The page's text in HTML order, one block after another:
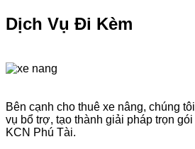
Dịch Vụ Đi Kèm
Bên cạnh cho thuê xe nâng, chúng
vụ bổ trợ, tạo thành giải pháp trọn
KCN Phú Tài.